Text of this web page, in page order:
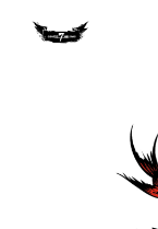
Siirry
sivunHelsingin